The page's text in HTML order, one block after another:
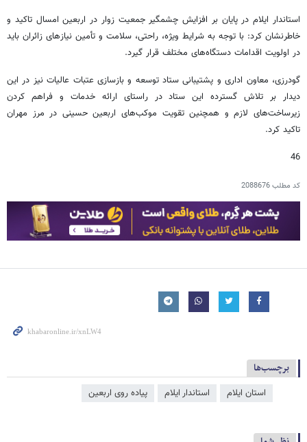
استاندار ایلام در پایان بر افزایش چشمگیر جمعیت زوار در اربعین امسال تاکید و
خاطرنشان کرد: با توجه به شرایط ویژه، راحتی، سلامت و تأمین نیازهای زائران باید
در اولویت اقدامات دستگاه‌های مختلف قرار گیرد.
گودرزی، معاون اداری و پشتیبانی ستاد توسعه و بازسازی عتبات عالیات نیز در این
دیدار بر تلاش گسترده این ستاد در راستای ارائه خدمات و فراهم کردن
زیرساخت‌های لازم و همچنین تقویت موکب‌های اربعین حسینی در مرز مهران
تاکید کرد.
46
کد مطلب2088676
برچسب‌ها
استان ایلام استاندار ایلام پیاده روی اربعین